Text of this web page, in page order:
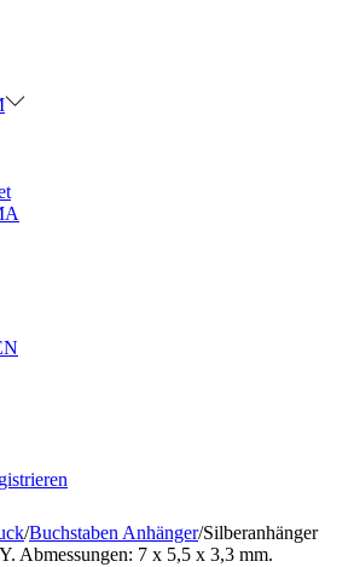
/Buchstaben Anhänger/Silberanhänger
Abmessungen: 7 x 5,5 x 3,3 mm.